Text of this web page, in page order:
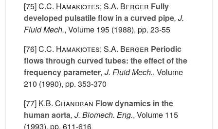
[75]C.C. Hamakiotes; S.A. Berger Fully
developed pulsatile flow in a curved pipe, J.
Fluid Mech., Volume 195 (1988), pp. 23-55
[76]C.C. Hamakiotes; S.A. Berger Periodic
flows through curved tubes: the effect of the
frequency parameter, J. Fluid Mech., Volume
210 (1990), pp. 353-370
[77] K.B. Chandran Flow dynamics in the
human aorta, J. Biomech. Eng., Volume 115
(1993), pp. 611-616